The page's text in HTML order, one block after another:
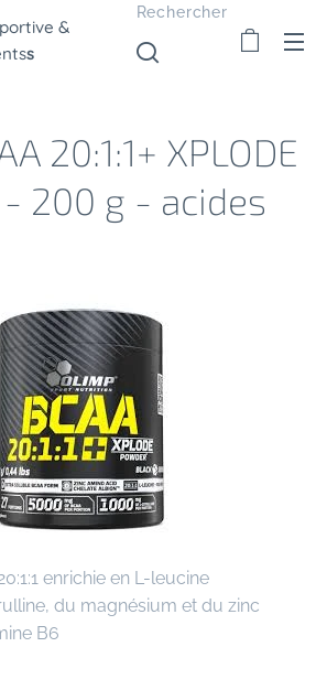
&
s
Rechercher
20:1:1+ XPLODE
- 200 g - acides
enrichie en L-leucine
du magnésium et du zinc
B6